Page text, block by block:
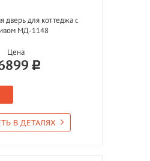
дверь для коттеджа с
МД-1148
Цена
В ДЕТАЛЯХ